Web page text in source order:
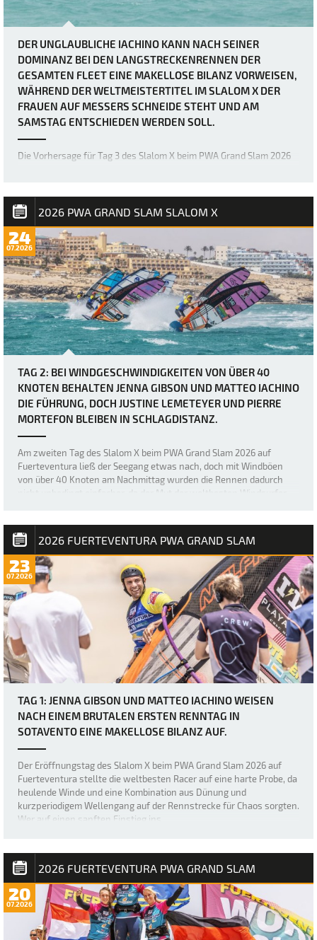
DER UNGLAUBLICHE IACHINO KANN NACH SEINER
DOMINANZ BEI DEN LANGSTRECKENRENNEN DER
GESAMTEN FLEET EINE MAKELLOSE BILANZ VORWEISEN,
WÄHREND DER WELTMEISTERTITEL IM SLALOM X DER
FRAUEN AUF MESSERS SCHNEIDE STEHT UND AM
SAMSTAG ENTSCHIEDEN WERDEN SOLL.
Die Vorhersage für Tag 3 des Slalom X beim PWA Grand Slam 2026
50 Knoten hätten sich viele wohl kaum vorstellen können, wie
brutal es in Sotavento manchmal zug…
2026 PWA GRAND SLAM SLALOM X
24
07.2026
TAG 2: BEI WINDGESCHWINDIGKEITEN VON ÜBER 40
KNOTEN BEHALTEN JENNA GIBSON UND MATTEO IACHINO
DIE FÜHRUNG, DOCH JUSTINE LEMETEYER UND PIERRE
MORTEFON BLEIBEN IN SCHLAGDISTANZ.
Am zweiten Tag des Slalom X beim PWA Grand Slam 2026 auf
Fuerteventura ließ der Seegang etwas nach, doch mit Windböen
von über 40 Knoten am Nachmittag wurden die Rennen dadurch
nicht unbedingt einfacher, da der Mut der weltbesten Windsurfer
2026 FUERTEVENTURA PWA GRAND SLAM
23
07.2026
TAG 1: JENNA GIBSON UND MATTEO IACHINO WEISEN
NACH EINEM BRUTALEN ERSTEN RENNTAG IN
SOTAVENTO EINE MAKELLOSE BILANZ AUF.
Der Eröffnungstag des Slalom X beim PWA Grand Slam 2026 auf
Fuerteventura stellte die weltbesten Racer auf eine harte Probe, da
heulende Winde und eine Kombination aus Dünung und
kurzperiodigem Wellengang auf der Rennstrecke für Chaos sorgten.
Wer auf einen sanften Einstieg ins …
2026 FUERTEVENTURA PWA GRAND SLAM
20
07.2026